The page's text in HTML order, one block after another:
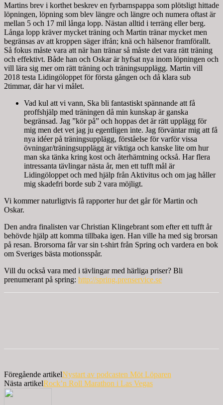
Martins brev i korthet beskrev en fyrbarnspappa som plötsligt hittade
löpningen, löpning som blev längre och längre och numera oftast är
mellan 5 och 17 mil långa lopp. Nästan alltid i terräng eller berg.
Långa lopp kräver mycket träning och Martin tränar mycket men
begränsas av att kroppen säger ifrån; knä och hälsenor framförallt.
Så fokus måste vara att när han tränar så måste det vara rätt träning
och effektivt. Både han och Oskar är hyfsat nya inom löpningen och
vill lära sig mer om rätt träning och träningsupplägg. Martin vill
2018 testa Lidingöloppet för första gången och då klara sub
2timmar, där har vi målet.
Vad kul att vi vann, Ska bli fantastiskt spännande att få
proffshjälp med träningen då min kunskap är ganska
begränsad. Jag ”kör på” och hoppas det är rätt upplägg för
mig men det vet jag ju egentligen inte. Jag förväntar mig att få
nya idéer på träningsupplägg, förståelse för varför vissa
övningar/träningsupplägg är viktiga och kanske lite om hur
man ska tänka kring kost och återhämtning också. Har flera
intressanta tävlingar nästa år, men ett tufft mål är
Lidingöloppet och med hjälp från Aktivitus och om jag håller
mig skadefri borde sub 2 vara möjligt.
Vi kommer naturligtvis få rapporter hur det går för Martin och
Oskar.
Den andra finalisten var Christian Klingebrant som efter ett tufft år
behövde hjälp att komma tillbaka igen. Han ville ha med sig brorsan
på resan. Brorsorna får var sin t-shirt från Spring och vardera en bok
om Sveriges bästa motionsspår.
Vill du också vara med i tävlingar med härliga priser? Bli
prenumerant på spring: http://spring.prenservice.se
Föregående artikelNystart av podcasten Möt Löparen
Nästa artikelRock’n Roll Marathon i Las Vegas